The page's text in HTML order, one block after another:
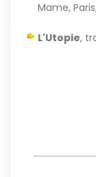
Mame,
L'Utopie,